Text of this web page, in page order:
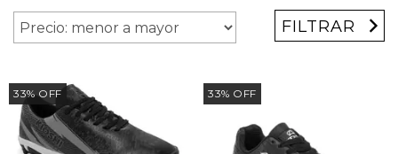
FILTRAR
33%OFF 33% OFF